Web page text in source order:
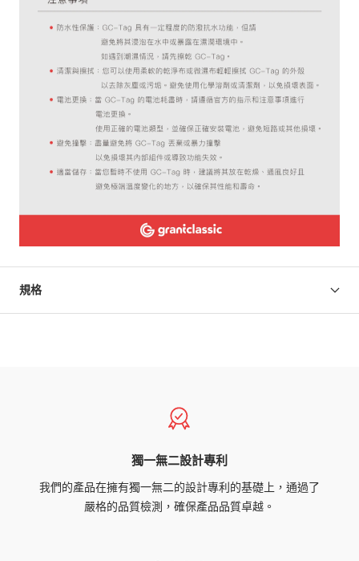
規格
獨一無二設計專利
我們的產品在擁有獨一無二的設計專利的基礎上，通過了
嚴格的品質檢測，確保產品品質卓越。